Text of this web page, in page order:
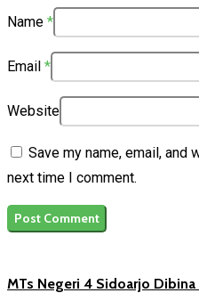
Name *
Email *
Website
Save my name, email,
next time I comment.
MTs Negeri 4 Sidoarjo